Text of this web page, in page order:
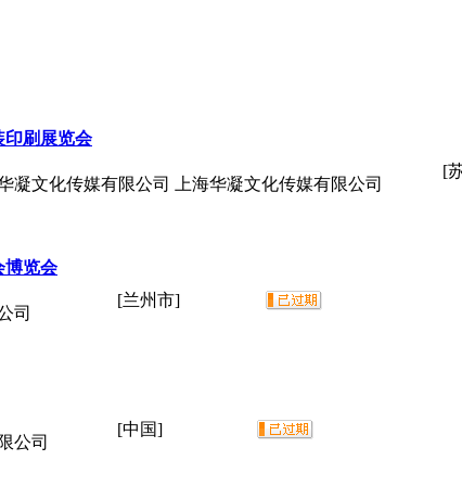
印刷展览会
凝文化传媒有限公司 上海华凝文化传媒有限公司
[
博览会
司
[兰州市]
公司
[中国]